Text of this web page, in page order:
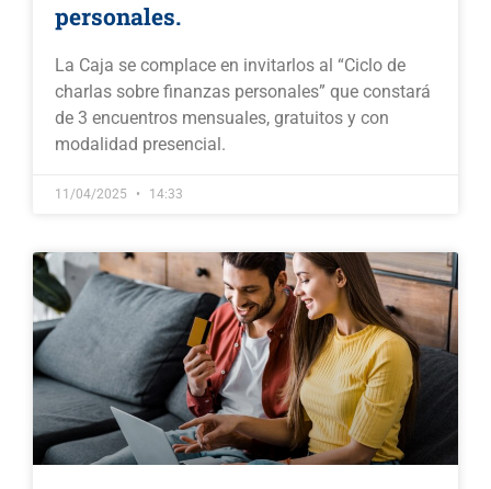
personales.
La Caja se complace en invitarlos al “Ciclo de
charlas sobre finanzas personales” que constará
de 3 encuentros mensuales, gratuitos y con
modalidad presencial.
11/04/2025 14:33